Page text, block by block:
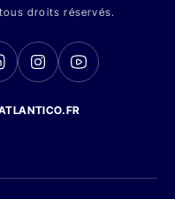
droits réservés.